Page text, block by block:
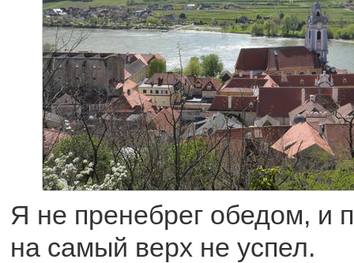
Я не пренебрег обедом, и
на самый верх не успел.